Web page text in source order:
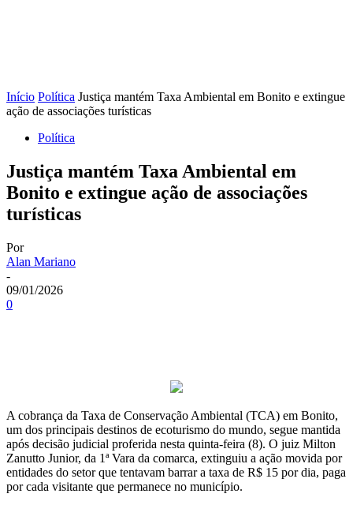
Início Política Justiça mantém Taxa Ambiental em Bonito e extingue
ação de associações turísticas
Política
Justiça mantém Taxa Ambiental em
Bonito e extingue ação de associações
turísticas
Por
Alan Mariano
-
09/01/2026
0
A cobrança da Taxa de Conservação Ambiental (TCA) em Bonito,
um dos principais destinos de ecoturismo do mundo, segue mantida
após decisão judicial proferida nesta quinta-feira (8). O juiz Milton
Zanutto Junior, da 1ª Vara da comarca, extinguiu a ação movida por
entidades do setor que tentavam barrar a taxa de R$ 15 por dia, paga
por cada visitante que permanece no município.